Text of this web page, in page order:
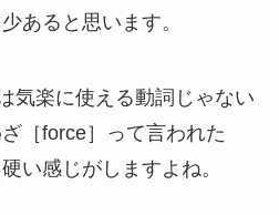
あると思います。
気楽に使える動詞じゃない
［force］って言われた
い感じがしますよね。